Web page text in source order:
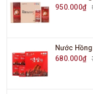
950.000₫
680.000₫